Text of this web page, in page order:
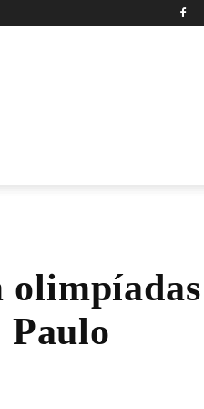
olimpíadas
Paulo